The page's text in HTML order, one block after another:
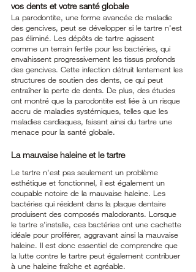
vos dents et votre santé globale
La parodontite, une forme avancée de maladie
des gencives, peut se développer si le tartre n'est
pas éliminé. Les dépôts de tartre agissent
comme un terrain fertile pour les bactéries, qui
envahissent progressivement les tissus profonds
des gencives. Cette infection détruit lentement les
structures de soutien des dents, ce qui peut
entraîner la perte de dents. De plus, des études
ont montré que la parodontite est liée à un risque
accru de maladies systémiques, telles que les
maladies cardiaques, faisant ainsi du tartre une
menace pour la santé globale.
La mauvaise haleine et le tartre
Le tartre n'est pas seulement un problème
esthétique et fonctionnel, il est également un
coupable notoire de la mauvaise haleine. Les
bactéries qui résident dans la plaque dentaire
produisent des composés malodorants. Lorsque
le tartre s'installe, ces bactéries ont une cachette
idéale pour proliférer, aggravant ainsi la mauvaise
haleine. Il est donc essentiel de comprendre que
la lutte contre le tartre peut également contribuer
à une haleine fraîche et agréable.